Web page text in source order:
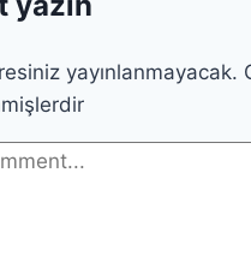
Mi?
Çakır
Değerlendiriyor
yayınlanmayacak.